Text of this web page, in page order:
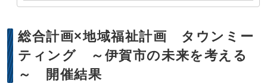
総合計画×地域福祉計画 タウンミー
ティング ～伊賀市の未来を考える
～ 開催結果